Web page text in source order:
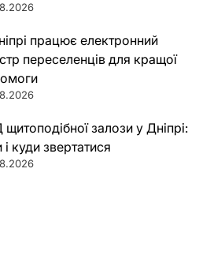
працює електронний
переселенців для кращої
залози у Дніпрі:
і куди звертатися